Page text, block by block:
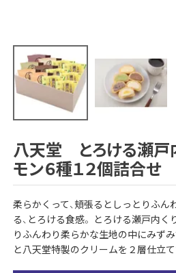
八天堂 とろける瀬戸
モン６種１２個詰合せ
柔らかくって、頬張るとしっとりふん
る、とろける食感。 とろける瀬戸内く
りふんわり柔らかな生地の中にみず
と八天堂特製のクリームを２層仕立て